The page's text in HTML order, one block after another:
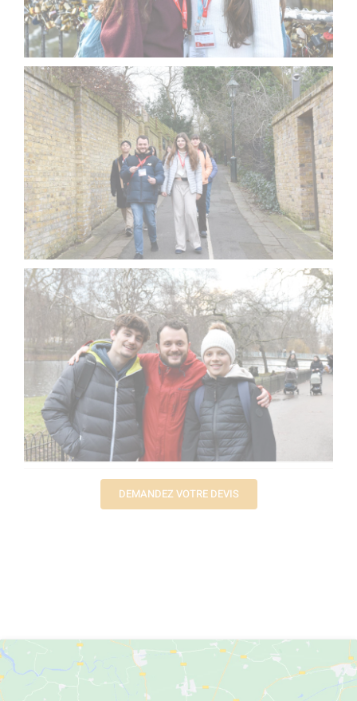
DEMANDEZ VOTRE DEVIS